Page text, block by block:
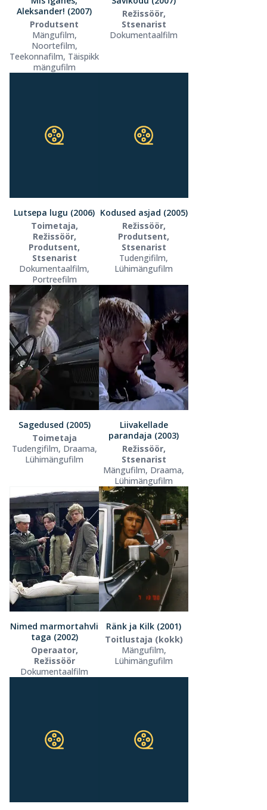
Aleksander! (2007)
Produtsent
Mängufilm,
Noortefilm,
Teekonnafilm, Täispikk
mängufilm
Režissöör,
Stsenarist
Dokumentaalfilm
Lutsepa lugu (2006)
Toimetaja,
Režissöör,
Produtsent,
Stsenarist
Dokumentaalfilm,
Portreefilm
Kodused asjad (2005)
Režissöör,
Produtsent,
Stsenarist
Tudengifilm,
Lühimängufilm
Sagedused (2005)
Toimetaja
Tudengifilm, Draama,
Lühimängufilm
Liivakellade
parandaja (2003)
Režissöör,
Stsenarist
Mängufilm, Draama,
Lühimängufilm
Nimed marmortahvli
taga (2002)
Operaator,
Režissöör
Dokumentaalfilm
Ränk ja Kilk (2001)
Toitlustaja (kokk)
Mängufilm,
Lühimängufilm